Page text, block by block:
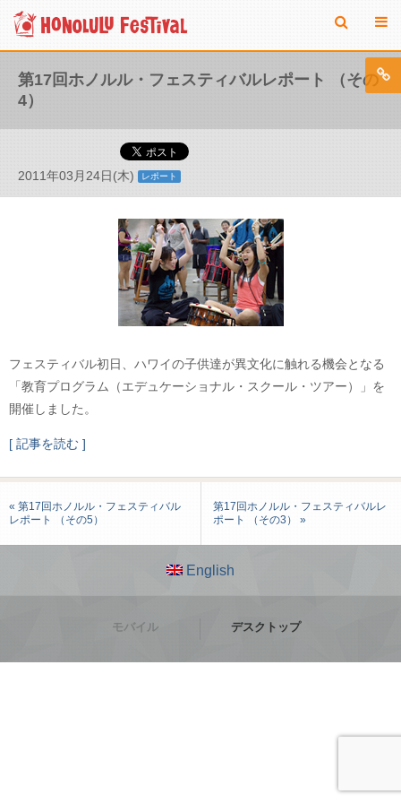
第17回ホノルル・フェスティバルレポート （その
4）
2011年03月24日(木) レポート
フェスティバル初日、ハワイの子供達が異文化に触れる機会となる
「教育プログラム（エデュケーショナル・スクール・ツアー）」を
開催しました。
[ 記事を読む ]
« 第17回ホノルル・フェスティバル
レポート （その5）
第17回ホノルル・フェスティバルレ
ポート （その3） »
English
モバイル デスクトップ